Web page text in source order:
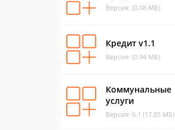
Версия: (0.08 МБ)
Кредит v1.1
Версия: (0.94 МБ)
Коммунальные
услуги
Версия: 6.1 (17.85 МБ)